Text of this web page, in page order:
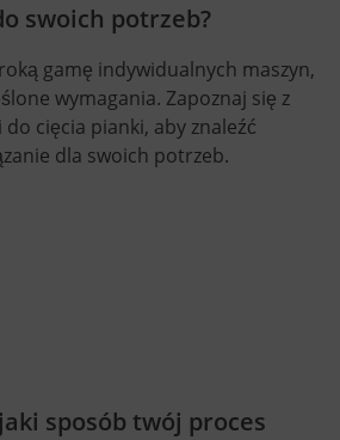
swoich potrzeb?
gamę indywidualnych maszyn,
wymagania. Zapoznaj się z
cięcia pianki, aby znaleźć
dla swoich potrzeb.
sposób twój proces